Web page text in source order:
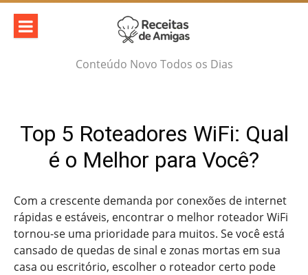
Skip
content
Conteúdo Novo Todos os Dias
Top 5 Roteadores WiFi: Qual
é o Melhor para Você?
Com a crescente demanda por conexões de internet
rápidas e estáveis, encontrar o melhor roteador WiFi
tornou-se uma prioridade para muitos. Se você está
cansado de quedas de sinal e zonas mortas em sua
casa ou escritório, escolher o roteador certo pode